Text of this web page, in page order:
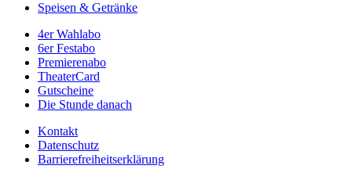
Speisen & Getränke
4er Wahlabo
6er Festabo
Premierenabo
TheaterCard
Gutscheine
Die Stunde danach
Kontakt
Datenschutz
Barrierefreiheitserklärung